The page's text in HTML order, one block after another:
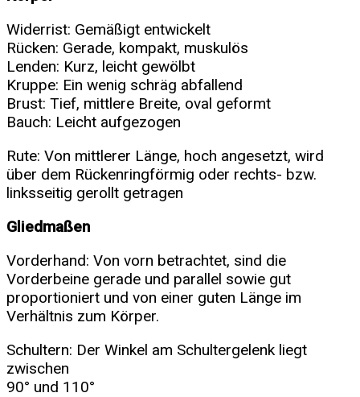
Widerrist: Gemäßigt entwickelt
Rücken: Gerade, kompakt, muskulös
Lenden: Kurz, leicht gewölbt
Kruppe: Ein wenig schräg abfallend
Brust: Tief, mittlere Breite, oval geformt
Bauch: Leicht aufgezogen
Rute: Von mittlerer Länge, hoch angesetzt, wird
über dem Rückenringförmig oder rechts- bzw.
linksseitig gerollt getragen
Gliedmaßen
Vorderhand: Von vorn betrachtet, sind die
Vorderbeine gerade und parallel sowie gut
proportioniert und von einer guten Länge im
Verhältnis zum Körper.
Schultern: Der Winkel am Schultergelenk liegt
zwischen
90° und 110°